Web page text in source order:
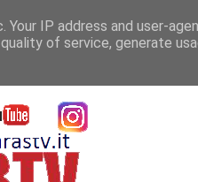
IP address and user-
of service, generate